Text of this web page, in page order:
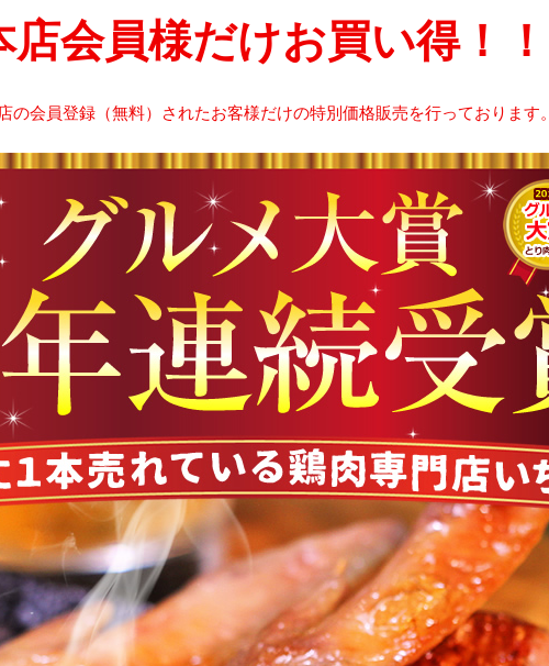
店会員様だけお買い得！！
の会員登録（無料）されたお客様だけの特別価格販売を行っております。